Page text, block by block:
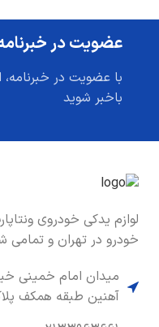
عضویت در
با عضویت در
باخبر شوید
لوازم یدکی خودروی
خودرو در تهران و تمامی
میدان امام خمینی
آهنین طبقه همکف پلاک